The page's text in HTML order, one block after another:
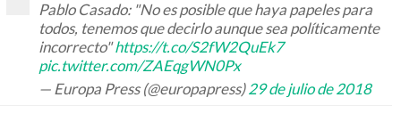
Pablo Casado: "No es posible que haya papeles para
todos, tenemos que decirlo aunque sea políticamente
incorrecto"https://t.co/S2fW2QuEk7
pic.twitter.com/ZAEqgWN0Px
— Europa Press (@europapress)29 de julio de 2018